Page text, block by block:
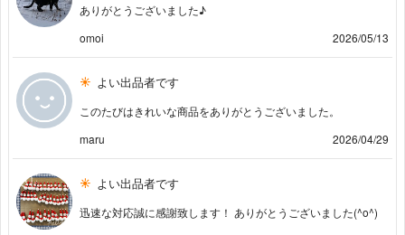
ありがとうございました♪
omoi
2026/05/13
よい出品者です
このたびはきれいな商品をありがとうございました。
maru
2026/04/29
よい出品者です
迅速な対応誠に感謝致します！ ありがとうございました(^o^)